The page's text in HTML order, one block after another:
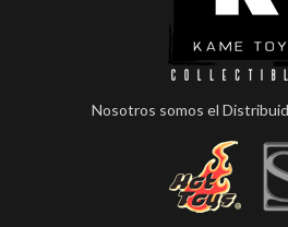
Nosotros somos el